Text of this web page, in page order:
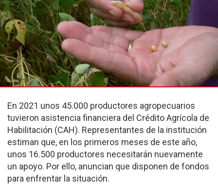
En 2021 unos 45.000 productores agropecuarios
tuvieron asistencia financiera del Crédito Agrícola de
Habilitación (CAH). Representantes de la institución
estiman que, en los primeros meses de este año,
unos 16.500 productores necesitarán nuevamente
un apoyo. Por ello, anuncian que disponen de fondos
para enfrentar la situación.